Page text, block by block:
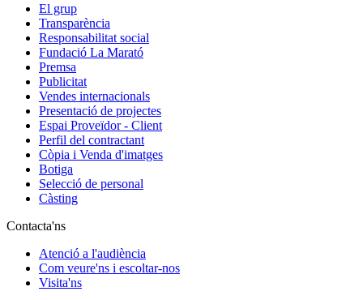
El grup
Transparència
Responsabilitat social
Fundació La Marató
Premsa
Publicitat
Vendes internacionals
Presentació de projectes
Espai Proveïdor - Client
Perfil del contractant
Còpia i Venda d'imatges
Botiga
Selecció de personal
Càsting
Contacta'ns
Atenció a l'audiència
Com veure'ns i escoltar-nos
Visita'ns